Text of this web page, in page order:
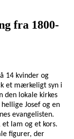
fra 1800-
14 kvinder og
et mærkeligt syn i
den lokale kirkes
Josef og en
evangelisten.
et lam og et kors.
figurer, der